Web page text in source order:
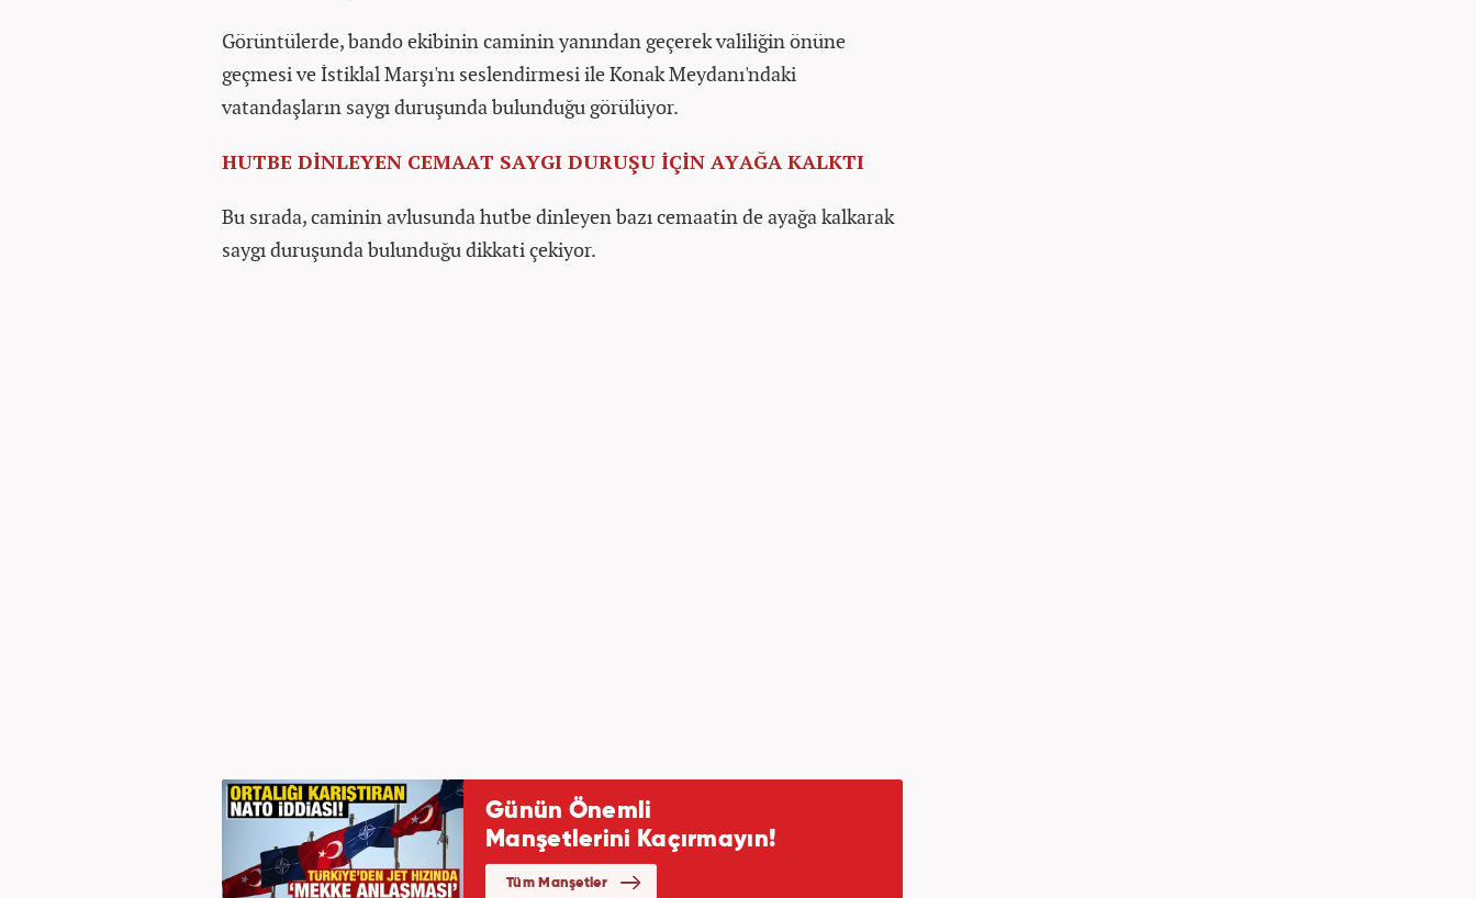
Görüntülerde, bando ekibinin caminin yanından geçerek valiliğin önüne
geçmesi ve İstiklal Marşı'nı seslendirmesi ile Konak Meydanı'ndaki
vatandaşların saygı duruşunda bulunduğu görülüyor.
HUTBE DİNLEYEN CEMAAT SAYGI DURUŞU İÇİN AYAĞA KALKTI
Bu sırada, caminin avlusunda hutbe dinleyen bazı cemaatin de ayağa kalkarak
saygı duruşunda bulunduğu dikkati çekiyor.